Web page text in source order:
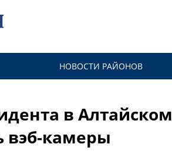
НОВОСТИ РАЙОНОВ
в Алтайском
вэб-камеры